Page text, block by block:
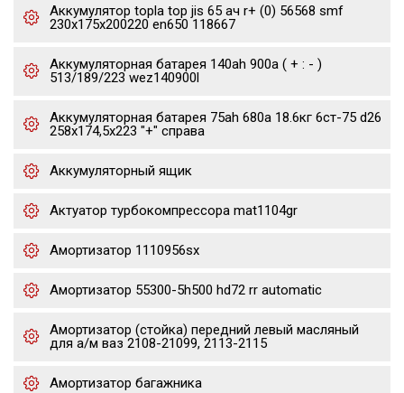
Аккумулятор topla top jis 65 ач r+ (0) 56568 smf
230x175x200220 en650 118667
Аккумуляторная батарея 140ah 900a ( + : - )
513/189/223 wez140900l
Аккумуляторная батарея 75ah 680a 18.6кг 6ст-75 d26
258x174,5x223 "+" справа
Аккумуляторный ящик
Актуатор турбокомпрессора mat1104gr
Амортизатор 1110956sx
Амортизатор 55300-5h500 hd72 rr automatic
Амортизатор (стойка) передний левый масляный
для а/м ваз 2108-21099, 2113-2115
Амортизатор багажника